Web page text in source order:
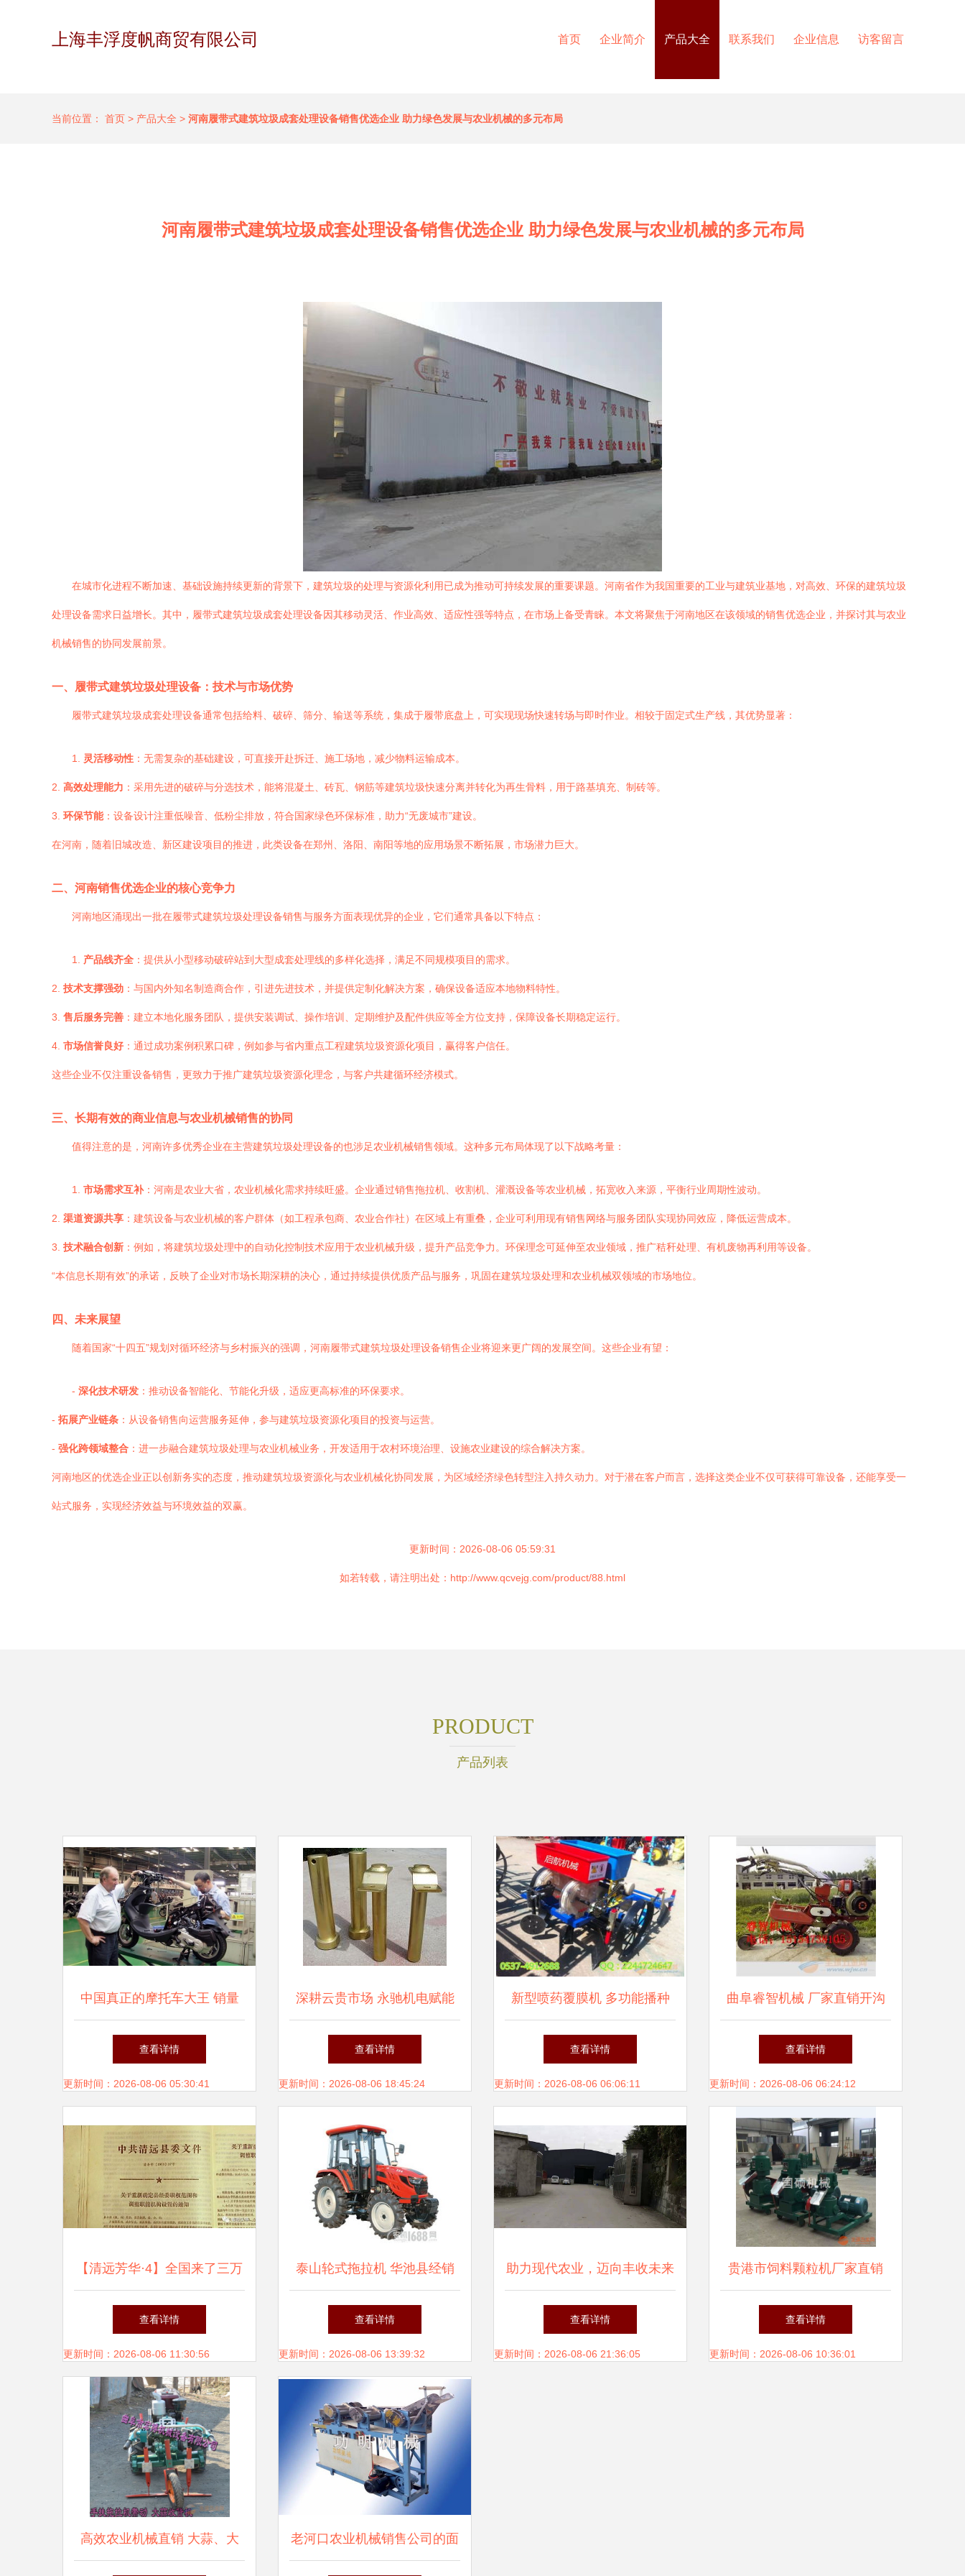
上海丰浮度帆商贸有限公司 首页 企业简介 产品大全 联系我们 企业信息 访客留言
当前位置： 首页 > 产品大全 > 河南履带式建筑垃圾成套处理设备销售优选企业 助力绿色发展与农业机械的多元布局
河南履带式建筑垃圾成套处理设备销售优选企业 助力绿色发展与农业机械的多元布局
在城市化进程不断加速、基础设施持续更新的背景下，建筑垃圾的处理与资源化利用已成为推动可持续发展的重要课题。河南省作为我国重要的工业与建筑业基地，对高效、环保的建筑垃圾
处理设备需求日益增长。其中，履带式建筑垃圾成套处理设备因其移动灵活、作业高效、适应性强等特点，在市场上备受青睐。本文将聚焦于河南地区在该领域的销售优选企业，并探讨其与农业
机械销售的协同发展前景。
一、履带式建筑垃圾处理设备：技术与市场优势
履带式建筑垃圾成套处理设备通常包括给料、破碎、筛分、输送等系统，集成于履带底盘上，可实现现场快速转场与即时作业。相较于固定式生产线，其优势显著：
1. 灵活移动性 ：无需复杂的基础建设，可直接开赴拆迁、施工场地，减少物料运输成本。
2. 高效处理能力 ：采用先进的破碎与分选技术，能将混凝土、砖瓦、钢筋等建筑垃圾快速分离并转化为再生骨料，用于路基填充、制砖等。
3. 环保节能：设备设计注重低噪音、低粉尘排放，符合国家绿色环保标准，助力“无废城市”建设。
在河南，随着旧城改造、新区建设项目的推进，此类设备在郑州、洛阳、南阳等地的应用场景不断拓展，市场潜力巨大。
二、河南销售优选企业的核心竞争力
河南地区涌现出一批在履带式建筑垃圾处理设备销售与服务方面表现优异的企业，它们通常具备以下特点：
1. 产品线齐全 ：提供从小型移动破碎站到大型成套处理线的多样化选择，满足不同规模项目的需求。
2. 技术支撑强劲 ：与国内外知名制造商合作，引进先进技术，并提供定制化解决方案，确保设备适应本地物料特性。
3. 售后服务完善 ：建立本地化服务团队，提供安装调试、操作培训、定期维护及配件供应等全方位支持，保障设备长期稳定运行。
4. 市场信誉良好 ：通过成功案例积累口碑，例如参与省内重点工程建筑垃圾资源化项目，赢得客户信任。
这些企业不仅注重设备销售，更致力于推广建筑垃圾资源化理念，与客户共建循环经济模式。
三、长期有效的商业信息与农业机械销售的协同
值得注意的是，河南许多优秀企业在主营建筑垃圾处理设备的也涉足农业机械销售领域。这种多元布局体现了以下战略考量：
1. 市场需求互补：河南是农业大省，农业机械化需求持续旺盛。企业通过销售拖拉机、收割机、灌溉设备等农业机械，拓宽收入来源，平衡行业周期性波动。
2. 渠道资源共享 ：建筑设备与农业机械的客户群体（如工程承包商、农业合作社）在区域上有重叠，企业可利用现有销售网络与服务团队实现协同效应，降低运营成本。
3. 技术融合创新 ：例如，将建筑垃圾处理中的自动化控制技术应用于农业机械升级，提升产品竞争力。环保理念可延伸至农业领域，推广秸秆处理、有机废物再利用等设备。
“本信息长期有效”的承诺，反映了企业对市场长期深耕的决心，通过持续提供优质产品与服务，巩固在建筑垃圾处理和农业机械双领域的市场地位。
四、未来展望
随着国家“十四五”规划对循环经济与乡村振兴的强调，河南履带式建筑垃圾处理设备销售企业将迎来更广阔的发展空间。这些企业有望：
- 深化技术研发 ：推动设备智能化、节能化升级，适应更高标准的环保要求。
- 拓展产业链条 ：从设备销售向运营服务延伸，参与建筑垃圾资源化项目的投资与运营。
- 强化跨领域整合 ：进一步融合建筑垃圾处理与农业机械业务，开发适用于农村环境治理、设施农业建设的综合解决方案。
河南地区的优选企业正以创新务实的态度，推动建筑垃圾资源化与农业机械化协同发展，为区域经济绿色转型注入持久动力。对于潜在客户而言，选择这类企业不仅可获得可靠设备，还能享受一
站式服务，实现经济效益与环境效益的双赢。
更新时间：2026-08-06 05:59:31
如若转载，请注明出处：http://www.qcvejg.com/product/88.html
PRODUCT
产品列表
中国真正的摩托车大王 销量
力压宗申、隆鑫，平均每天卖
出4700辆，还跨界农业机械销
售
查看详情
更新时间：2026-08-06 05:30:41
深耕云贵市场 永驰机电赋能
现代农业设备新篇章
查看详情
更新时间：2026-08-06 18:45:24
新型喷药覆膜机 多功能播种
覆膜机引领农业机械化新变革
查看详情
更新时间：2026-08-06 06:06:11
曲阜睿智机械 厂家直销开沟
机，专注农业机械优质销售
查看详情
更新时间：2026-08-06 06:24:12
【清远芳华·4】全国来了三万
多人考察清远,是时候.
查看详情
更新时间：2026-08-06 11:30:56
泰山轮式拖拉机 华池县经销
商与服务支持
查看详情
更新时间：2026-08-06 13:39:32
助力现代农业，迈向丰收未来
——[公司名称]农业机械销售
有限公司简介
查看详情
更新时间：2026-08-06 21:36:05
贵港市饲料颗粒机厂家直销
家禽饲料颗粒机械与农业机械
销售指南
查看详情
更新时间：2026-08-06 10:36:01
高效农业机械直销 大蒜、大 老河口农业机械销售公司的面